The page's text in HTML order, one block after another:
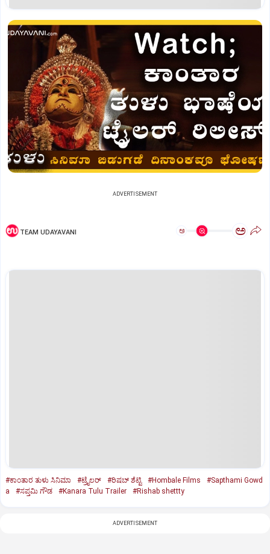
ADVERTISEMENT
TEAM UDAYAVANI ಅ ಅ
#ಕಾಂತಾರ ತುಳು ಸಿನಿಮಾ #ಟ್ರೈಲರ್‌ #ರಿಷಬ್ ಶೆಟ್ಟಿ #Hombale Films
#Sapthami Gowd
a
#ಸಪ್ತಮಿ ಗೌಡ #Kanara Tulu Trailer #Rishab shettty
ADVERTISEMENT